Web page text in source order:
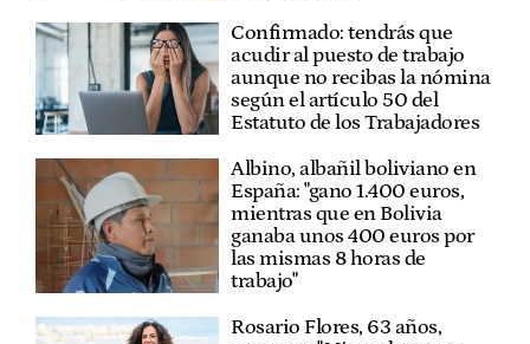
Confirmado: tendrás que
acudir al puesto de trabajo
aunque no recibas la nómina
según el artículo 50 del
Estatuto de los Trabajadores
Albino, albañil boliviano en
España: "gano 1.400 euros,
mientras que en Bolivia
ganaba unos 400 euros por
las mismas 8 horas de
trabajo"
Rosario Flores, 63 años,